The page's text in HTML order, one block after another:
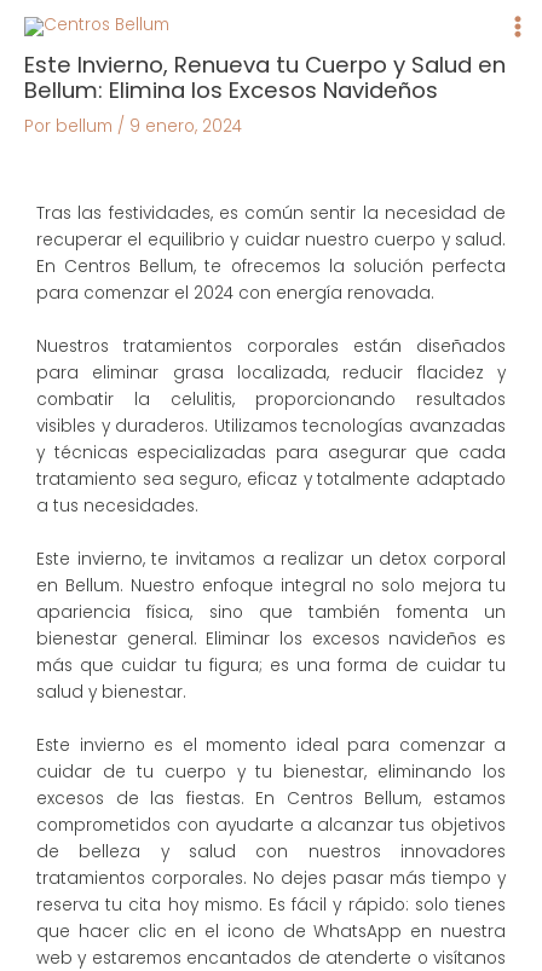
Este Invierno, Renueva tu Cuerpo y Salud en
Bellum: Elimina los Excesos Navideños
Por bellum / 9 enero, 2024
Tras las festividades, es común sentir la necesidad de
recuperar el equilibrio y cuidar nuestro cuerpo y salud.
En Centros Bellum, te ofrecemos la solución perfecta
para comenzar el 2024 con energía renovada.
Nuestros tratamientos corporales están diseñados
para eliminar grasa localizada, reducir flacidez y
combatir la celulitis, proporcionando resultados
visibles y duraderos. Utilizamos tecnologías avanzadas
y técnicas especializadas para asegurar que cada
tratamiento sea seguro, eficaz y totalmente adaptado
a tus necesidades.
Este invierno, te invitamos a realizar un detox corporal
en Bellum. Nuestro enfoque integral no solo mejora tu
apariencia física, sino que también fomenta un
bienestar general. Eliminar los excesos navideños es
más que cuidar tu figura; es una forma de cuidar tu
salud y bienestar.
Este invierno es el momento ideal para comenzar a
cuidar de tu cuerpo y tu bienestar, eliminando los
excesos de las fiestas. En Centros Bellum, estamos
comprometidos con ayudarte a alcanzar tus objetivos
de belleza y salud con nuestros innovadores
tratamientos corporales. No dejes pasar más tiempo y
reserva tu cita hoy mismo. Es fácil y rápido: solo tienes
que hacer clic en el icono de WhatsApp en nuestra
web y estaremos encantados de atenderte o visítanos